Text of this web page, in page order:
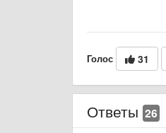
Голос 31
Ответы 26